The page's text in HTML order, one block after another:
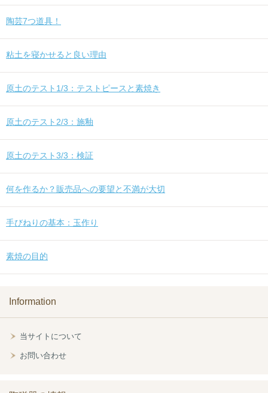
陶芸7つ道具！
粘土を寝かせると良い理由
原土のテスト1/3：テストピースと素焼き
原土のテスト2/3：施釉
原土のテスト3/3：検証
何を作るか？販売品への要望と不満が大切
手びねりの基本：玉作り
素焼の目的
Information
当サイトについて
お問い合わせ